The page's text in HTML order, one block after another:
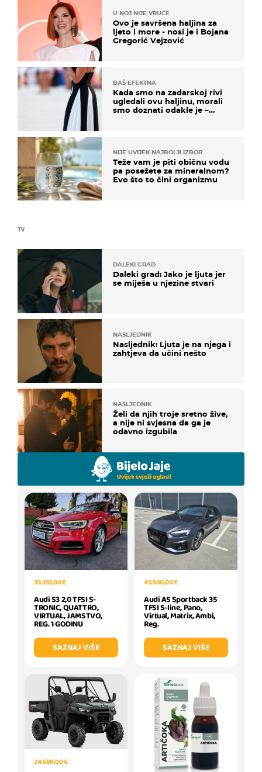
TV
DALEKI GRAD
Daleki grad: Jako je ljuta jer
se miješa u njezine stvari
NASLJEDNIK
Nasljednik: Ljuta je na njega i
zahtjeva da učini nešto
NASLJEDNIK
Želi da njih troje sretno žive,
a nije ni svjesna da ga je
odavno izgubila
U NOJ NIJE VRUĆE
Ovo je savršena haljina za
ljeto i more - nosi je i Bojana
Gregorić Vejzović
BAŠ EFEKTNA
Kada smo na zadarskoj rivi
ugledali ovu haljinu, morali
smo doznati odakle je –
NIJE UVIJEK NAJBOLJI IZBOR
Teže vam je piti običnu vodu
pa posežete za mineralnom?
Evo što to čini organizmu
33.333,00 €
Audi S3 2,0 TFSI S-
TRONIC, QUATTRO,
VIRTUAL, JAMSTVO,
REG. 1 GODINU
SAZNAJ VIŠE
45.500,00 €
Audi A5 Sportback 35
TFSI S-line, Pano,
Virtual, Matrix, Ambi,
Reg.
SAZNAJ VIŠE
24.589,00 €